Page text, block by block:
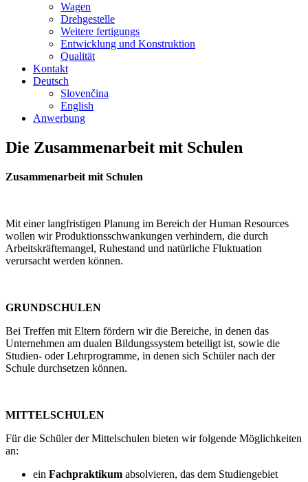
Wagen
Drehgestelle
Weitere fertigungs
Entwicklung und Konstruktion
Qualität
Kontakt
Deutsch
Slovenčina
English
Anwerbung
Die Zusammenarbeit mit Schulen
Zusammenarbeit mit Schulen
Mit einer langfristigen Planung im Bereich der Human Resources
wollen wir Produktionsschwankungen verhindern, die durch
Arbeitskräftemangel, Ruhestand und natürliche Fluktuation
verursacht werden können.
GRUNDSCHULEN
Bei Treffen mit Eltern fördern wir die Bereiche, in denen das
Unternehmen am dualen Bildungssystem beteiligt ist, sowie die
Studien- oder Lehrprogramme, in denen sich Schüler nach der
Schule durchsetzen können.
MITTELSCHULEN
Für die Schüler der Mittelschulen bieten wir folgende Möglichkeiten
an:
ein Fachpraktikum absolvieren, das dem Studiengebiet